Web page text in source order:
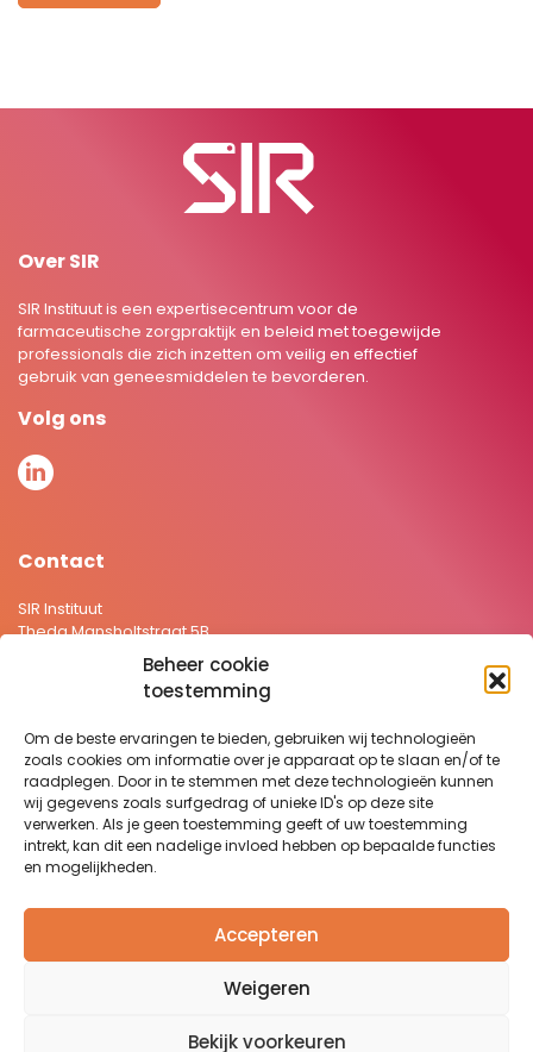
Beheer cookie
toestemming
Om de beste ervaringen te bieden, gebruiken wij technologieën
zoals cookies om informatie over je apparaat op te slaan en/of te
raadplegen. Door in te stemmen met deze technologieën kunnen
wij gegevens zoals surfgedrag of unieke ID's op deze site
verwerken. Als je geen toestemming geeft of uw toestemming
intrekt, kan dit een nadelige invloed hebben op bepaalde functies
en mogelijkheden.
Accepteren
Weigeren
Bekijk voorkeuren
Over SIR
SIR Instituut is een expertisecentrum voor de
farmaceutische zorgpraktijk en beleid met toegewijde
professionals die zich inzetten om veilig en effectief
gebruik van geneesmiddelen te bevorderen.
Volg ons
Contact
SIR Instituut
Theda Mansholtstraat 5B
2331 JE Leiden Nederland
+31 71 5766157
secretariaat@sirstevenshof.nl
>Privacyverklaring
>Disclaimer
Website:Remy Jacobs
Nieuwsbrief
Wilt u graag op de hoogte blijven van het laatste nieuws en
recente ontwikkelingen binnen het SIR Instituut?